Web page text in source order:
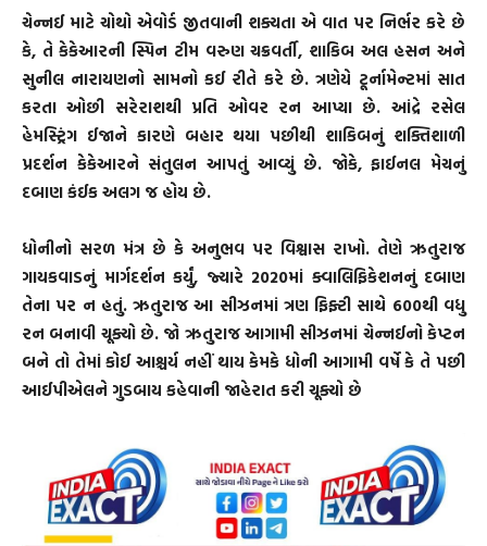
ચેન્નઈ માટે ચોથો એવોર્ડ જીતવાની શક્યતા એ વાત પર નિર્ભર કરે છે
કે, તે કેકેઆરની સ્પિન ટીમ વરુણ ચક્રવર્તી, શાકિબ અલ હસન અને
સુનીલ નારાયણનો સામનો કઈ રીતે કરે છે. ત્રણેયે ટૂર્નામેન્ટમાં સાત
કરતા ઓછી સરેરાશથી પ્રતિ ઓવર રન આપ્યા છે. આંદ્રે રસેલ
હેમસ્ટ્રિંગ ઈજાને કારણે બહાર થયા પછીથી શાકિબનું શક્તિશાળી
પ્રદર્શન કેકેઆરને સંતુલન આપતું આવ્યું છે. જોકે, ફાઈનલ મેચનું
દબાણ કંઈક અલગ જ હોય છે.
ધોનીનો સરળ મંત્ર છે કે અનુભવ પર વિશ્વાસ રાખો. તેણે ઋતુરાજ
ગાયકવાડનું માર્ગદર્શન કર્યું, જ્યારે 2020માં ક્વાલિફિકેશનનું દબાણ
તેના પર ન હતું. ઋતુરાજ આ સીઝનમાં ત્રણ ફિફ્ટી સાથે 600થી વધુ
રન બનાવી ચૂક્યો છે. જો ઋતુરાજ આગામી સીઝનમાં ચેન્નઈનો કેપ્ટન
બને તો તેમાં કોઈ આશ્ચર્ય નહીં થાય કેમકે ધોની આગામી વર્ષે કે તે પછી
આઈપીએલને ગુડબાય કહેવાની જાહેરાત કરી ચૂક્યો છે